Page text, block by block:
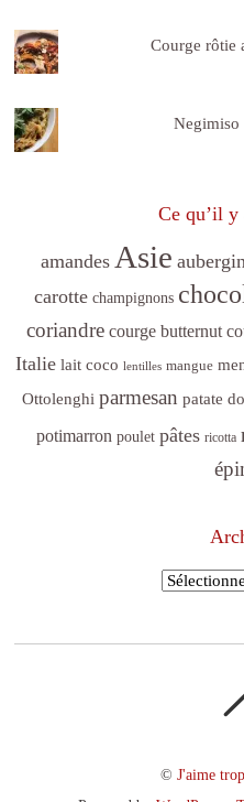
Courge rôtie
Negimiso
Ce qu’il
amandes Asie
carotte champignons
coriandre courge butternut
Italie lait coco lentilles mangue
Ottolenghi parmesan patate
potimarron poulet pâtes ricotta
Archives
©J'aime